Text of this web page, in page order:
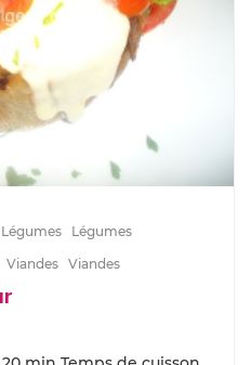
Légumes
Légumes
Viandes Viandes